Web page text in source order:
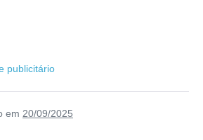
publicitário
em 20/09/2025